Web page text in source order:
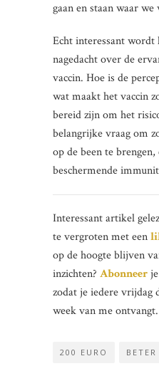
gaan en staan waar we
Echt interessant
nagedacht over de
vaccin. Hoe is de
wat maakt het vaccin
bereid zijn om het
belangrijke vraag om
op de been te
beschermende
Interessant artikel
te vergroten met een
op de hoogte blijven
inzichten? Abonneer
zodat je iedere vrijdag
week van me ontvangt.
200 EURO BETER